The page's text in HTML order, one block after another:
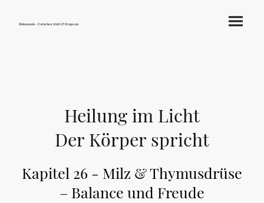
Hokamook - Zwischen Licht & Frequenz
Heilung im Licht
Der Körper spricht
Kapitel 26 - Milz & Thymusdrüse
– Balance und Freude